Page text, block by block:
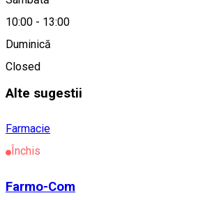
10:00 - 13:00
Duminică
Closed
Localitate
Alte sugestii
Farmacie
Închis
Farmo-Com